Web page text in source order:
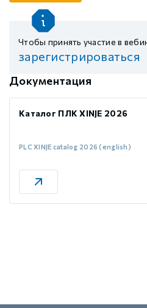
Чтобы принять участие в
зарегистрироваться
Документация
Каталог ПЛК XINJE 2026
PLC XINJE catalog 2026 (english)